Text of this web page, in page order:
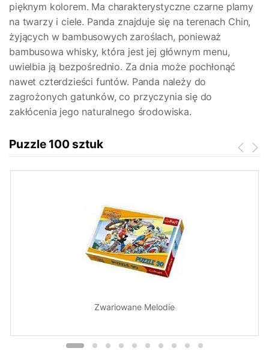
pięknym kolorem. Ma charakterystyczne czarne plamy
na twarzy i ciele. Panda znajduje się na terenach Chin,
żyjących w bambusowych zaroślach, ponieważ
bambusowa whisky, która jest jej głównym menu,
uwielbia ją bezpośrednio. Za dnia może pochłonąć
nawet czterdzieści funtów. Panda należy do
zagrożonych gatunków, co przyczynia się do
zakłócenia jego naturalnego środowiska.
Puzzle 100 sztuk
Zwariowane Melodie